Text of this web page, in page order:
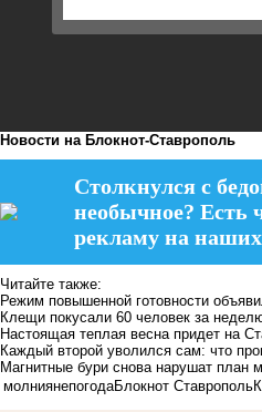
Новости на Блoкнoт-Ставрополь
Столкнулся с
необычное? Есть
рекламу на
Читайте также:
Режим повышенной готовности
Клещи покусали 60 человек за
Настоящая теплая весна придет на
Каждый второй уволился сам: что
Магнитные бури снова нарушат план
молниянепогодаБлокнот Ставрополь